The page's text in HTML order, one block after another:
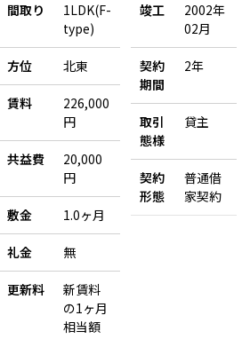
間取り
1LDK(F-
type)
方位 北東
賃料
226,000
円
共益費
20,000
円
敷金 1.0ヶ月
礼金 無
更新料
新賃料
の1ヶ月
相当額
竣工
2002年
02月
契約
期間
2年
取引
態様
貸主
契約
形態
普通借
家契約